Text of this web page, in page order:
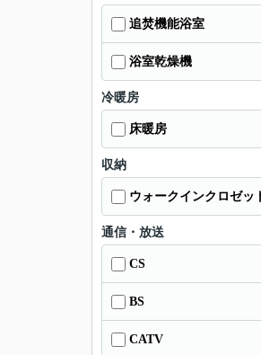
追焚機能浴室
浴室乾燥機
冷暖房
床暖房
収納
ウォークインクロゼッ
通信・放送
CS
BS
CATV